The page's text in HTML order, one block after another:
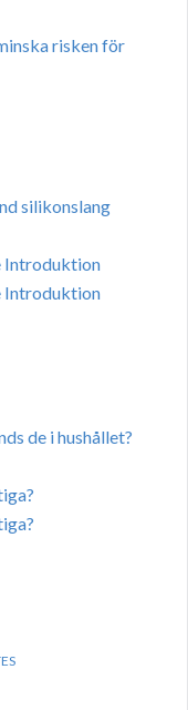
risken för
silikonslang
Introduktion
Introduktion
de i hushållet?